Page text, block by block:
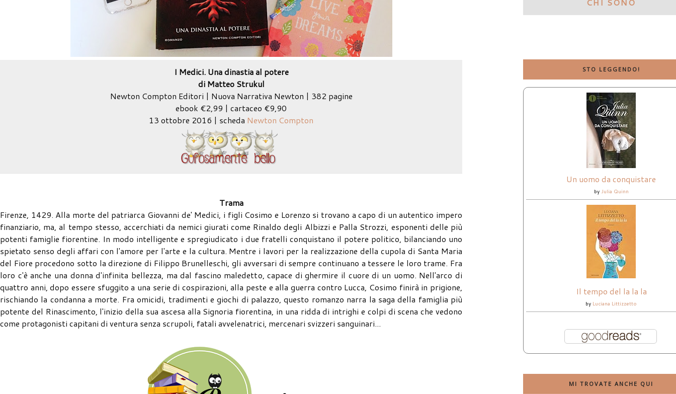
I Medici. Una dinastia al potere
di Matteo Strukul
Newton Compton Editori | Nuova Narrativa Newton | 382 pagine
ebook €2,99 | cartaceo €9,90
13 ottobre 2016 | scheda Newton Compton
Trama
Firenze, 1429. Alla morte del patriarca Giovanni de' Medici, i figli Cosimo e Lorenzo si trovano a capo di un autentico impero
finanziario, ma, al tempo stesso, accerchiati da nemici giurati come Rinaldo degli Albizzi e Palla Strozzi, esponenti delle più
potenti famiglie fiorentine. In modo intelligente e spregiudicato i due fratelli conquistano il potere politico, bilanciando uno
spietato senso degli affari con l'amore per l'arte e la cultura. Mentre i lavori per la realizzazione della cupola di Santa Maria
del Fiore procedono sotto la direzione di Filippo Brunelleschi, gli avversari di sempre continuano a tessere le loro trame. Fra
loro c'è anche una donna d'infinita bellezza, ma dal fascino maledetto, capace di ghermire il cuore di un uomo. Nell'arco di
quattro anni, dopo essere sfuggito a una serie di cospirazioni, alla peste e alla guerra contro Lucca, Cosimo finirà in prigione,
rischiando la condanna a morte. Fra omicidi, tradimenti e giochi di palazzo, questo romanzo narra la saga della famiglia più
potente del Rinascimento, l'inizio della sua ascesa alla Signoria fiorentina, in una ridda di intrighi e colpi di scena che vedono
come protagonisti capitani di ventura senza scrupoli, fatali avvelenatrici, mercenari svizzeri sanguinari...
STO LEGGENDO!
Un uomo da conquistare
by Julia Quinn
Il tempo del la la la
by Luciana Littizzetto
MI TROVATE ANCHE QUI